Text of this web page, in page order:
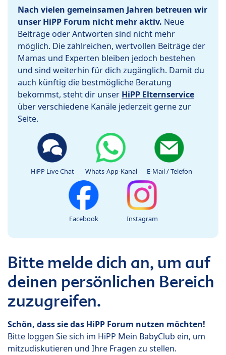
Nach vielen gemeinsamen Jahren betreuen wir
unser HiPP Forum nicht mehr aktiv. Neue
Beiträge oder Antworten sind nicht mehr
möglich. Die zahlreichen, wertvollen Beiträge der
Mamas und Experten bleiben jedoch bestehen
und sind weiterhin für dich zugänglich. Damit du
auch künftig die bestmögliche Beratung
bekommst, steht dir unser HiPP Elternservice
über verschiedene Kanäle jederzeit gerne zur
Seite.
HiPP Live Chat Whats-App-Kanal E-Mail / Telefon
Facebook Instagram
Bitte melde dich an, um auf
deinen persönlichen Bereich
zuzugreifen.
Schön, dass sie das HiPP Forum nutzen möchten!
Bitte loggen Sie sich im HiPP Mein BabyClub ein, um
mitzudiskutieren und Ihre Fragen zu stellen.